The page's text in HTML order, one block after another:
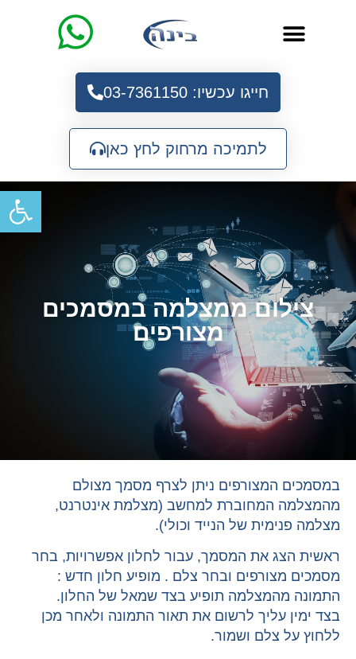
חייגו עכשיו: 03-7361150
לתמיכה מרחוק לחץ כאן
צילום ממצלמה במסמכים
מצורפים
במסמכים המצורפים ניתן לצרף מסמך מצולם
מהמצלמה המחוברת למחשב (מצלמת אינטרנט,
מצלמה פנימית של הנייד וכולי).
ראשית הצג את המסמך, עבור לחלון אפשרויות, בחר
מסמכים מצורפים ובחר צלם . מופיע חלון חדש :
התמונה מהמצלמה תופיע בצד שמאל של החלון.
בצד ימין עליך לרשום את תאור התמונה ולאחר מכן
ללחוץ על צלם ושמור.